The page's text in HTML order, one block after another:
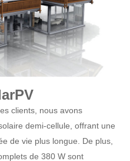
clients, nous avons
demi-cellule, offrant une
de vie plus longue. De plus,
de 380 W sont